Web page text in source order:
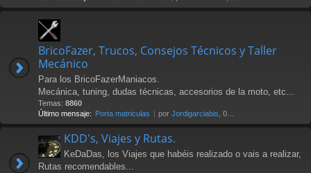
BricoFazer, Trucos, Consejos Técnicos y Taller
Mecánico
Para los BricoFazerManiacos.
Mecánica, tuning, dudas técnicas, accesorios de la moto, etc...
Temas: 8860
Último mensaje: Porta matriculas por Jordigarciabis , 09 Jul 2026 16:10
KDD's, Viajes y Rutas.
KeDaDas, los Viajes que habéis realizado o vais a realizar,
Rutas recomendables...